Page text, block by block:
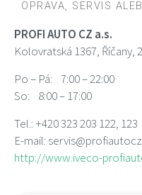
OPRAVA, SERVIS
PROFI AUTO CZ a.s.
Kolovratská 1367, Říčany,
Po – Pá: 7:00 – 22:00
So: 8:00 – 17:00
Tel.: +420 323 203 122, 123
E-mail:
http://www.iveco-